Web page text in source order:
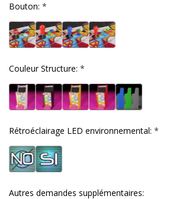
Bouton: *
Couleur Structure: *
Rétroéclairage LED environnemental: *
Autres demandes supplémentaires: